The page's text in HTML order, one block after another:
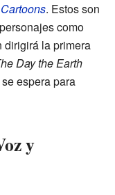
. Estos son
como
dirigirá la primera
Day the Earth
espera para
y